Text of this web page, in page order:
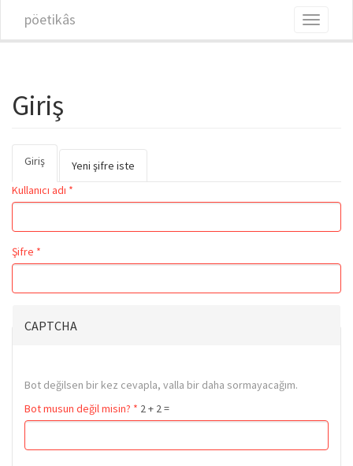
pöetikâs
Toggle
Giriş
Birincil sekmeler
Giriş
Yeni şifre iste
Kullanıcı adı *
Şifre *
CAPTCHA
Bot değilsen bir kez cevapla, valla bir daha sormayacağım.
Bot musun değil misin? * 2 + 2 =